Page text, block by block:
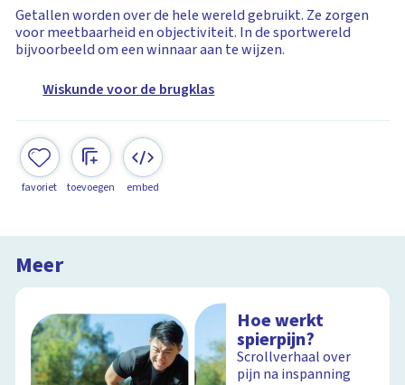
Getallen worden over de hele wereld gebruikt. Ze zorgen
voor meetbaarheid en objectiviteit. In de sportwereld
bijvoorbeeld om een winnaar aan te wijzen.
Wiskunde voor de brugklas
favoriet toevoegen embed
Meer
Hoe werkt
spierpijn?
Scrollverhaal over
pijn na inspanning